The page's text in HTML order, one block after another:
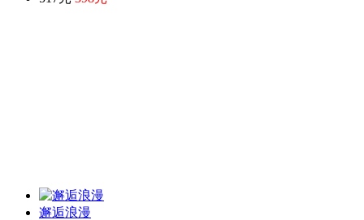
邂逅浪漫